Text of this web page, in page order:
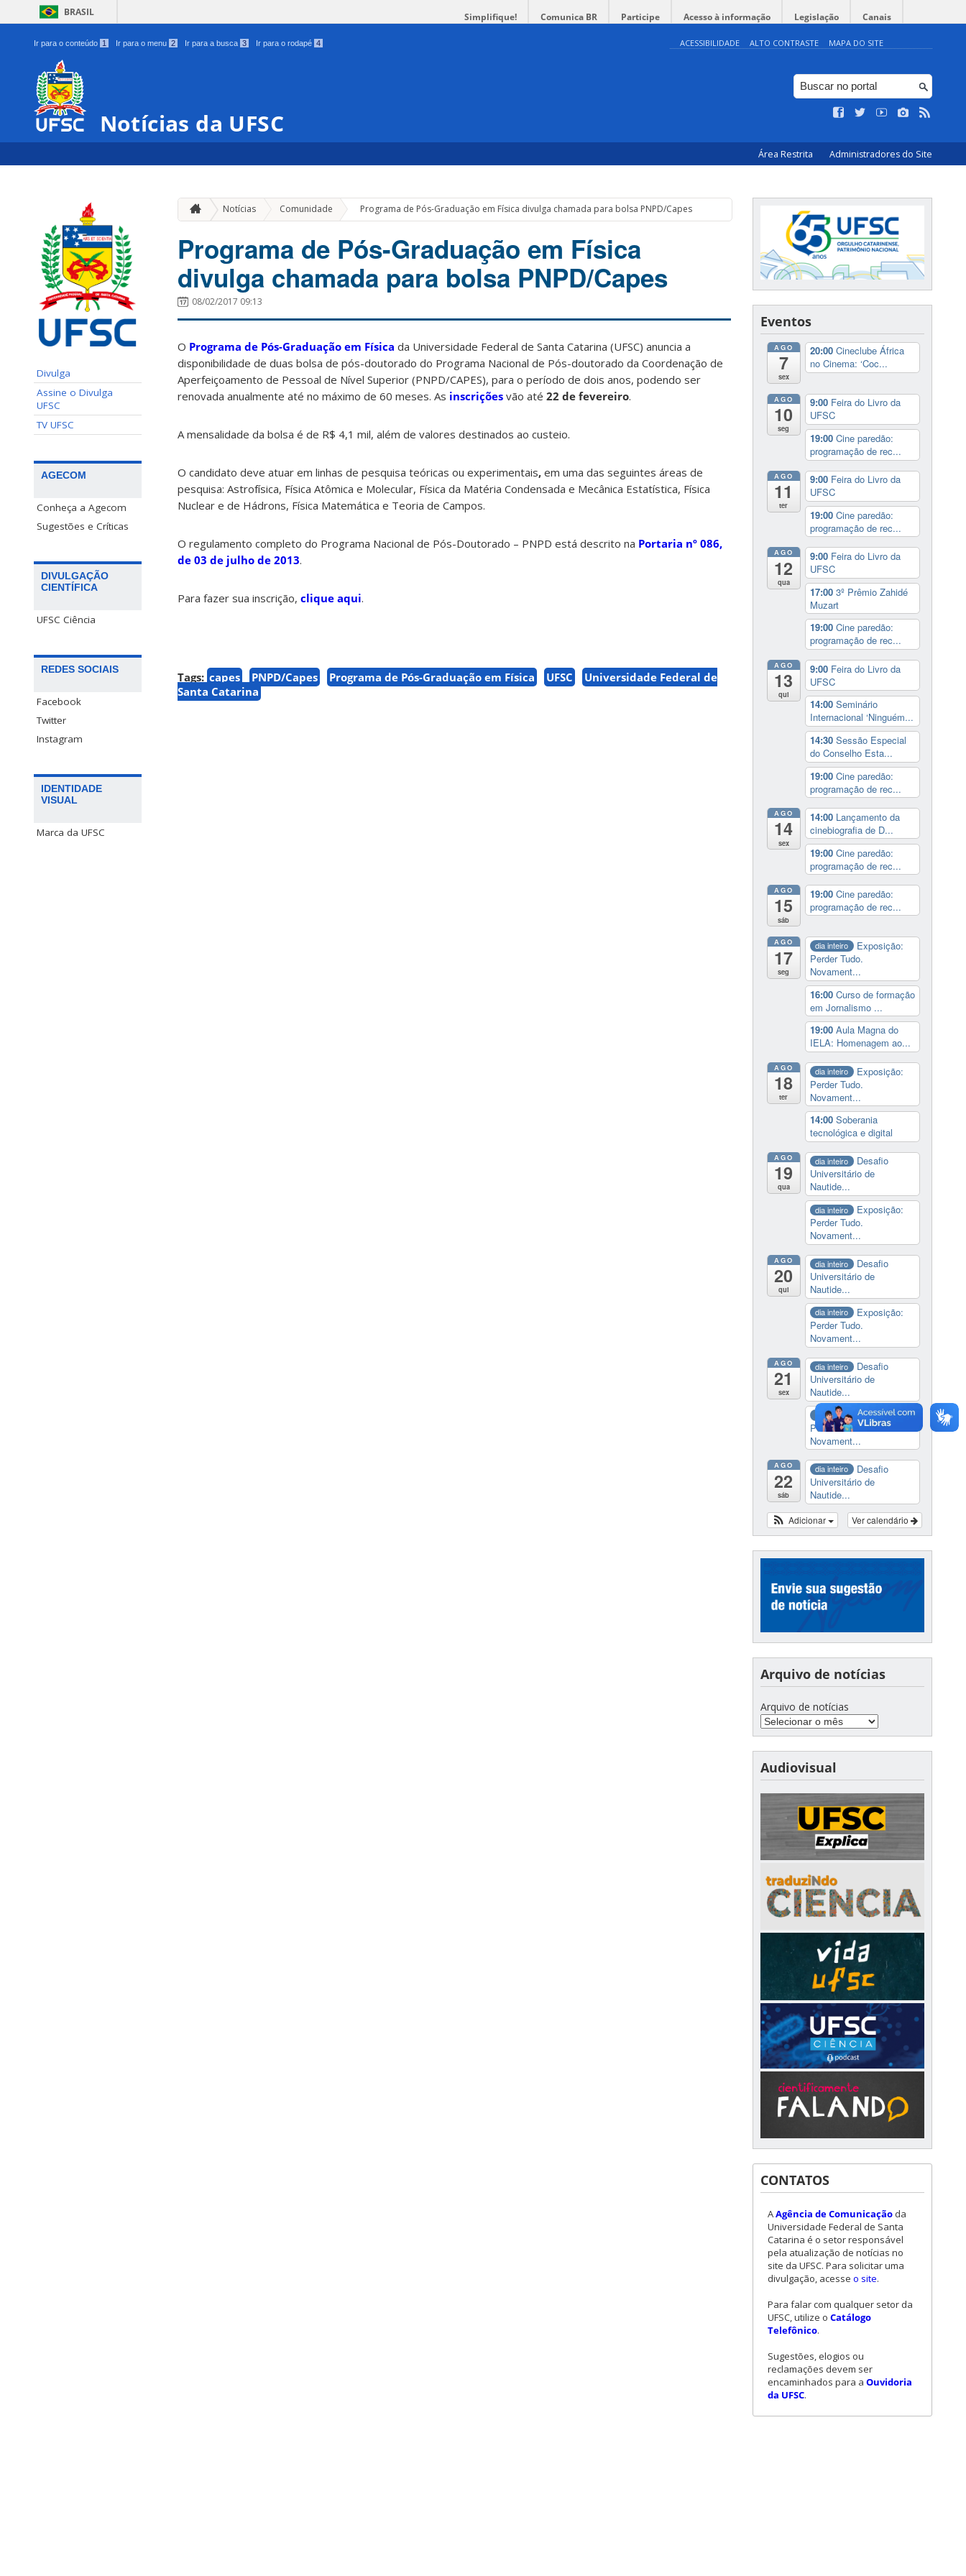
BRASIL Simplifique! Comunica BR Participe Acesso à informação Legislação Canais
Ir para o conteúdo 1 Ir para o menu 2 Ir para a busca 3 Ir para o rodapé 4 ACESSIBILIDADE ALTO CONTRASTE MAPA DO SITE
Notícias da UFSC
Área Restrita Administradores do Site
Divulga
Assine o Divulga
UFSC
TV UFSC
AGECOM
Conheça a Agecom
Sugestões e Críticas
DIVULGAÇÃO
CIENTÍFICA
UFSC Ciência
REDES SOCIAIS
Facebook
Twitter
Instagram
IDENTIDADE
VISUAL
Marca da UFSC
Notícias Comunidade » Programa de Pós-Graduação em Física divulga chamada para bolsa PNPD/Capes
Programa de Pós-Graduação em Física
divulga chamada para bolsa PNPD/Capes
08/02/2017 09:13
O Programa de Pós-Graduação em Física da Universidade Federal de Santa Catarina (UFSC) anuncia a
disponibilidade de duas bolsa de pós-doutorado do Programa Nacional de Pós-doutorado da Coordenação de
Aperfeiçoamento de Pessoal de Nível Superior (PNPD/CAPES), para o período de dois anos, podendo ser
renovada anualmente até no máximo de 60 meses. As inscrições vão até 22 de fevereiro.
A mensalidade da bolsa é de R$ 4,1 mil, além de valores destinados ao custeio.
O candidato deve atuar em linhas de pesquisa teóricas ou experimentais, em uma das seguintes áreas de
pesquisa: Astrofísica, Física Atômica e Molecular, Física da Matéria Condensada e Mecânica Estatística, Física
Nuclear e de Hádrons, Física Matemática e Teoria de Campos.
O regulamento completo do Programa Nacional de Pós-Doutorado – PNPD está descrito na Portaria nº 086,
de 03 de julho de 2013.
Para fazer sua inscrição, clique aqui.
Tags: capes PNPD/Capes Programa de Pós-Graduação em Física UFSC
Universidade Federal de
Santa Catarina
Eventos
AGO
7
sex
20:00 Cineclube África
no Cinema: ‘Coc...
AGO
10
seg
9:00 Feira do Livro da
UFSC
19:00 Cine paredão:
programação de rec...
AGO
11
ter
9:00 Feira do Livro da
UFSC
19:00 Cine paredão:
programação de rec...
AGO
12
qua
9:00 Feira do Livro da
UFSC
17:00 3º Prêmio Zahidé
Muzart
19:00 Cine paredão:
programação de rec...
AGO
13
qui
9:00 Feira do Livro da
UFSC
14:00 Seminário
Internacional ‘Ninguém...
14:30 Sessão Especial
do Conselho Esta...
19:00 Cine paredão:
programação de rec...
AGO
14
sex
14:00 Lançamento da
cinebiografia de D...
19:00 Cine paredão:
programação de rec...
AGO
15
sáb
19:00 Cine paredão:
programação de rec...
AGO
17
seg
dia inteiro
Exposição:
Perder Tudo.
Novament...
16:00 Curso de formação
em Jornalismo ...
19:00 Aula Magna do
IELA: Homenagem ao...
AGO
18
ter
dia inteiro
Exposição:
Perder Tudo.
Novament...
14:00 Soberania
tecnológica e digital
AGO
19
qua
dia inteiro
Desafio
Universitário de
Nautide...
dia inteiro
Exposição:
Perder Tudo.
Novament...
AGO
20
qui
dia inteiro
Desafio
Universitário de
Nautide...
dia inteiro
Exposição:
Perder Tudo.
Novament...
AGO
21
sex
dia inteiro
Desafio
Universitário de
Nautide...
dia inteiro
Exposição:
Perder Tudo.
Novament...
AGO
22
sáb
dia inteiro
Desafio
Universitário de
Nautide...
Ver calendário
Adicionar
Arquivo de notícias
Arquivo de notícias
Audiovisual
CONTATOS
AAgência de Comunicação da
Universidade Federal de Santa
Catarina é o setor responsável
pela atualização de notícias no
site da UFSC. Para solicitar uma
divulgação, acesse o site.
Para falar com qualquer setor da
UFSC, utilize o Catálogo
Telefônico.
Sugestões, elogios ou
reclamações devem ser
encaminhados para a Ouvidoria
da UFSC.